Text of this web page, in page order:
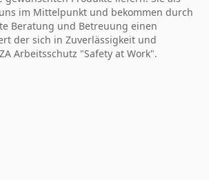
im Mittelpunkt und bekommen durch
Beratung und Betreuung einen
der sich in Zuverlässigkeit und
Arbeitsschutz "Safety at Work".